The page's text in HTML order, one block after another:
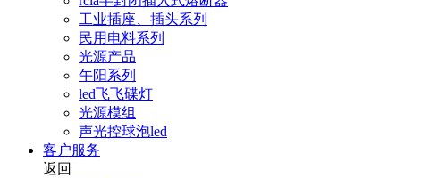
工业插座、插头系列
民用电料系列
光源产品
午阳系列
led飞飞碟灯
光源模组
声光控球泡led
客户服务
返回